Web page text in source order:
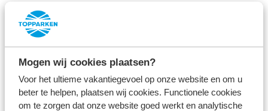
Mogen wij cookies plaatsen?
Voor het ultieme vakantiegevoel op onze website en om u
beter te helpen, plaatsen wij cookies. Functionele cookies
om te zorgen dat onze website goed werkt en analytische
auch um den Check-In und Check-Out sowie die
Reinigung des Hauses. Am Ende eines jeden
Monats/Quartals erhalten Sie dann die
Mieteinnahmen. Möchten Sie mehr über diese
Möglichkeit erfahren? Dann besuchen Sie
topparkenverkoop.nlfür weitere Informationen.